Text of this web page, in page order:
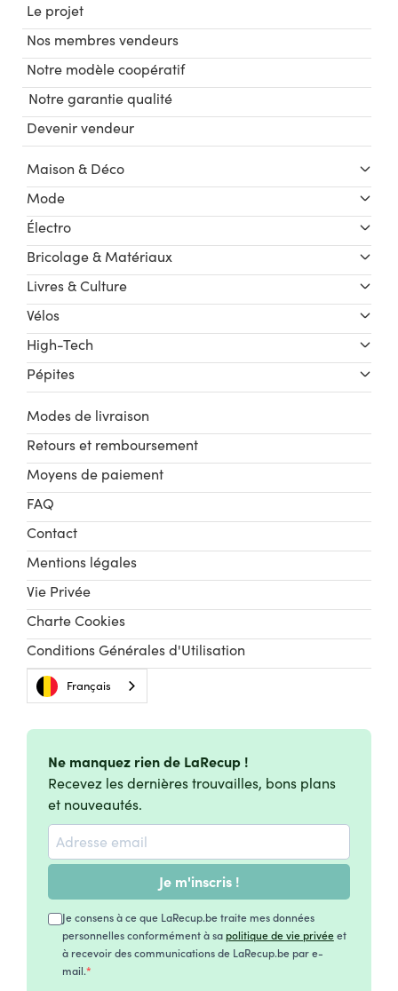
Le projet
Nos membres vendeurs
Notre modèle coopératif
Notre garantie qualité
Devenir vendeur
Maison & Déco
Mode
Électro
Bricolage & Matériaux
Livres & Culture
Vélos
High-Tech
Pépites
Modes de livraison
Retours et remboursement
Moyens de paiement
FAQ
Contact
Mentions légales
Vie Privée
Charte Cookies
Conditions Générales d'Utilisation
Français
Ne manquez rien de LaRecup !
Recevez les dernières trouvailles, bons plans
et nouveautés.
Je m'inscris !
Je consens à ce que LaRecup.be traite mes données
personnelles conformément à sapolitique de vie privéeet
à recevoir des communications de LaRecup.be par e-
mail.